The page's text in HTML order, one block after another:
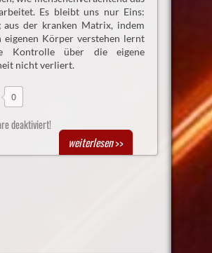
Es bleibt uns nur Eins:
aus der kranken Matrix, indem
eigenen Körper verstehen lernt
Kontrolle über die eigene
nicht verliert.
0
deaktiviert!
weiterlesen>>